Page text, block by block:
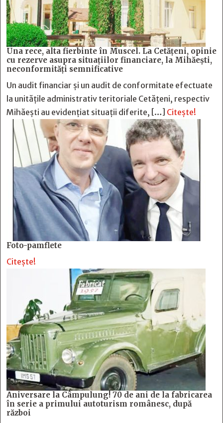
Una rece, alta fierbinte în Muscel. La Cetăţeni, opinie
cu rezerve asupra situaţiilor financiare, la Mihăeşti,
neconformităţi semnificative
Un audit financiar și un audit de conformitate efectuate
la unitățile administrativ teritoriale Cetățeni, respectiv
Mihăești au evidențiat situații diferite, […] Citește!
Foto-pamflete
Citește!
Aniversare la Câmpulung! 70 de ani de la fabricarea
în serie a primului autoturism românesc, după
război